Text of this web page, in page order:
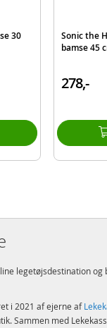
30
Sonic the
bamse 45
278,-
legetøjsdestination
i 2021 af ejerne af
Sammen med